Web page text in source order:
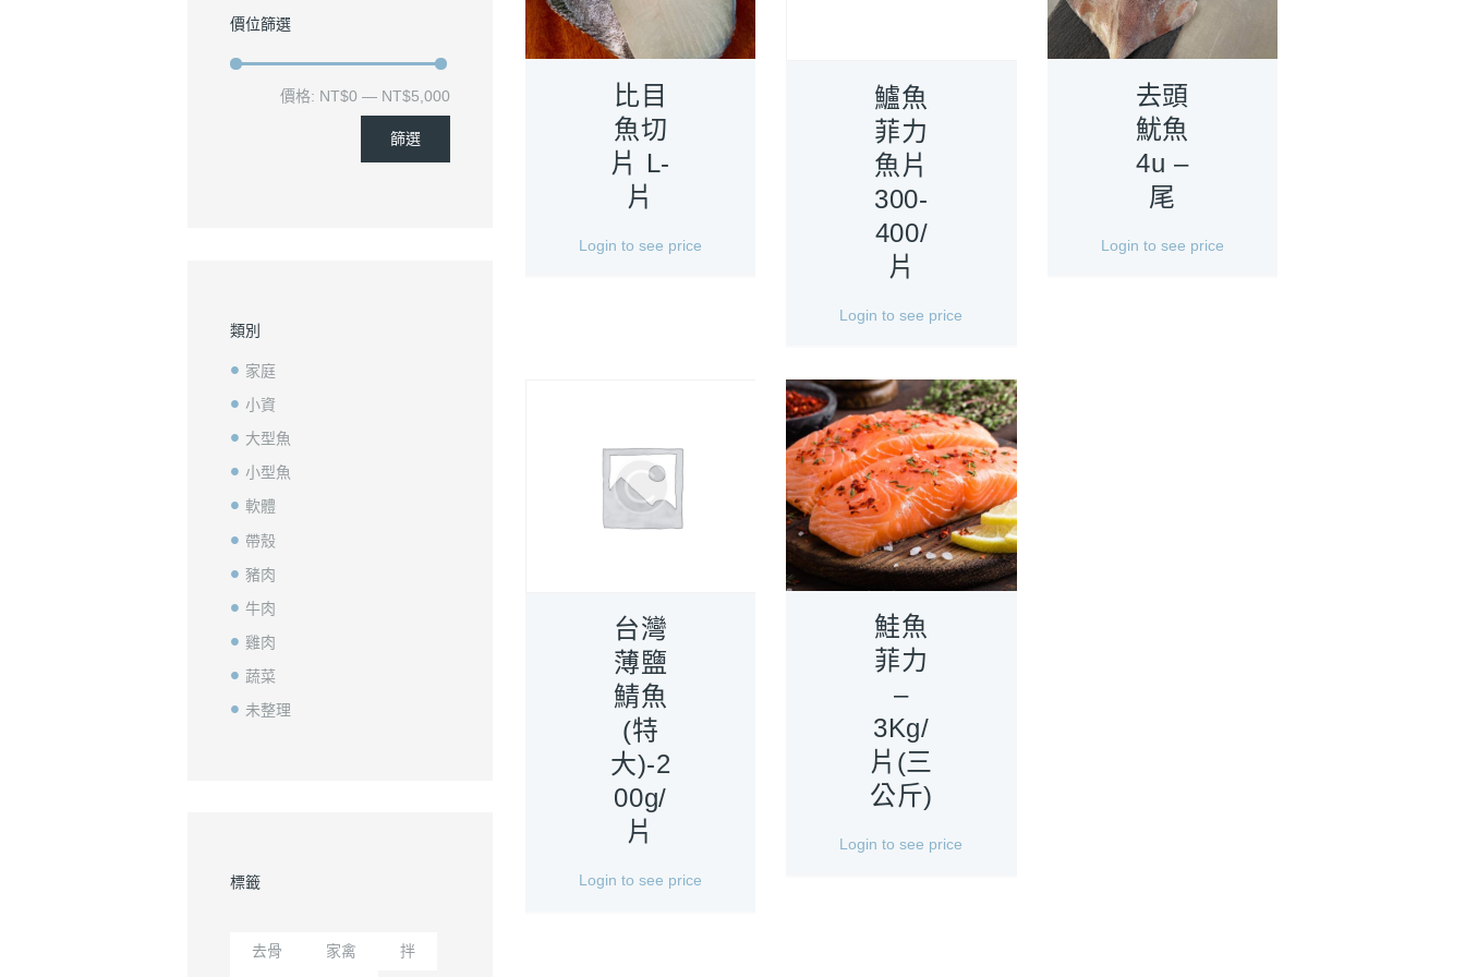
比目
魚切
片 L-
片
Login to see price
鱸魚
菲力
魚片
300-
400/
片
Login to see price
去頭
魷魚
4u –
尾
Login to see price
台灣
薄鹽
鯖魚
(特
大)-2
00g/
片
Login to see price
鮭魚
菲力
–
3Kg/
片(三
公斤)
Login to see price
價位篩選
篩選
價格: NT$0 — NT$5,000
類別
家庭
小資
大型魚
小型魚
軟體
帶殼
豬肉
牛肉
雞肉
蔬菜
未整理
標籤
去骨 家禽 拌